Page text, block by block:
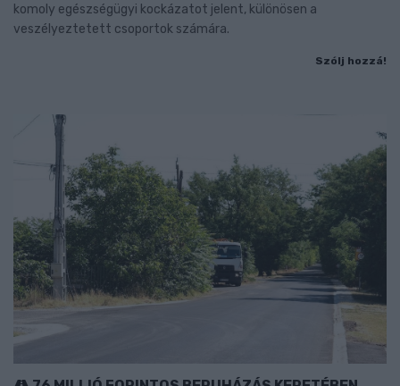
komoly egészségügyi kockázatot jelent, különösen a
veszélyeztetett csoportok számára.
Szólj hozzá!